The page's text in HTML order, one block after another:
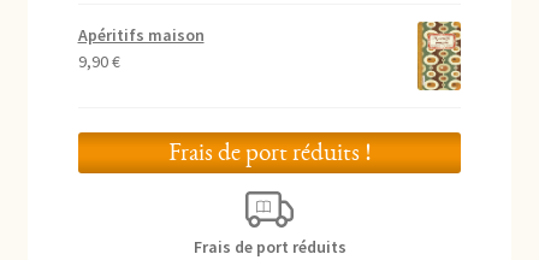
Apéritifs maison
9,90€
Frais de port réduits !
Frais de port réduits